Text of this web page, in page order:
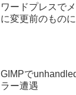
ワードプレスで
に変更前のもの
GIMPで
ラー遭遇